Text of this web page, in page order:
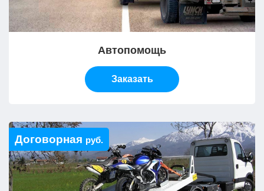
Автопомощь
Заказать
Договорная руб.